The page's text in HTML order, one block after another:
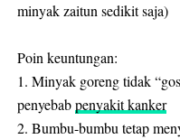
minyak zaitun sedikit saja)
Poin keuntungan:
1. Minyak goreng tidak
penyebabpenyakit kanker
2. Bumbu-bumbu tetap